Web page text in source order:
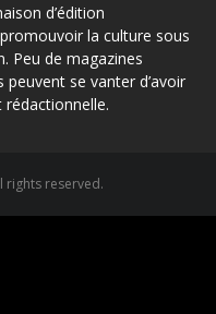
d’édition
la culture sous
Peu de magazines
peuvent se vanter d’avoir
rédactionnelle.
rights reserved.